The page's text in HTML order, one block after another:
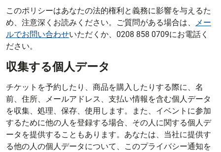
このポリシーはあなたの法的権利と義務に影響を与えるた
め、注意深くお読みください。ご質問がある場合は、
メー
ルでお問い合わせいただくか、0208 858 0709にお電話く
ださい。
収集する個人データ
チケットを予約したり、商品を購入したりする際に、名
前、住所、メールアドレス、支払い情報を含む個人データ
を収集、処理、保存、使用します。また、イベントに参加
するために他の人を登録する場合、その人に関する個人デ
ータを提供することもあります。あなたは、当社に提供す
る他の人の個人データについて、このプライバシー通知を